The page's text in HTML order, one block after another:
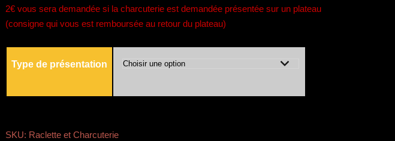
2€ vous sera demandée si la charcuterie est demandée présentée sur un plateau
(consigne qui vous est remboursée au retour du plateau)
Type de présentation
SKU: Raclette et Charcuterie